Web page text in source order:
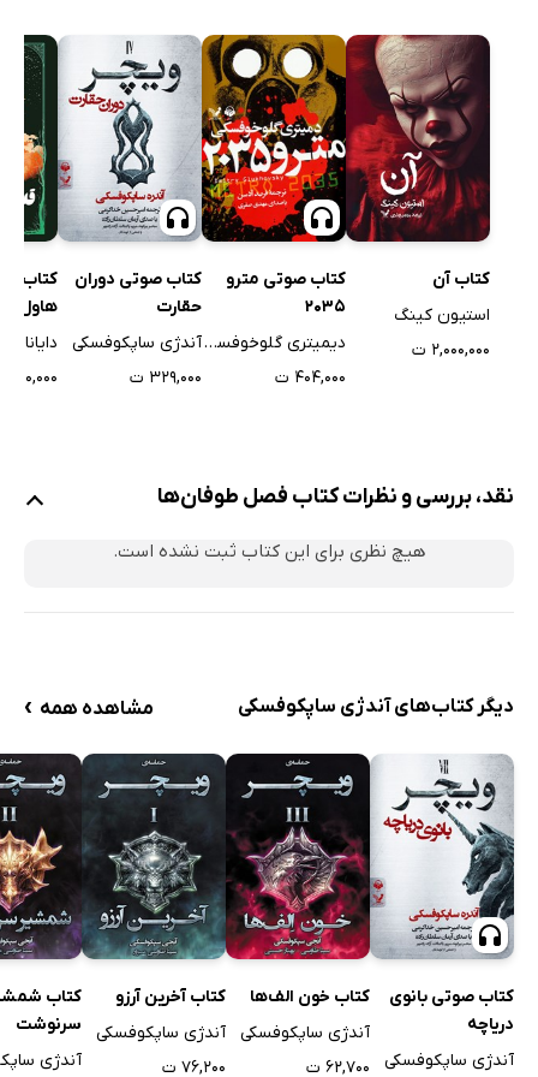
کتاب آن
استیون کینگ
۲,۰۰۰,۰۰۰ ت
کتاب صوتی مترو
2035
دیمیتری گلوخوفسکی
۴۰۴,۰۰۰ ت
کتاب صوتی دوران
حقارت
آندژی ساپکوفسکی
۳۲۹,۰۰۰ ت
کتاب
هاول
دایانا
۲۰۰,۰۰۰ ت
نقد، بررسی و نظرات کتاب فصل طوفان‌ها
هیچ نظری برای این کتاب ثبت نشده است.
دیگر کتاب‌های آندژی ساپکوفسکی مشاهده همه ›
کتاب صوتی بانوی
دریاچه
آندژی ساپکوفسکی
کتاب خون الف‌ها
آندژی ساپکوفسکی
۶۲,۷۰۰ ت
کتاب آخرین آرزو
آندژی ساپکوفسکی
۷۶,۲۰۰ ت
کتاب
سرنوشت
آندژی